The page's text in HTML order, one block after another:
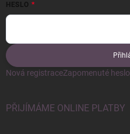
HESLO
Nová registraceZapomenuté heslo
PŘIJÍMÁME ONLINE PLATBY